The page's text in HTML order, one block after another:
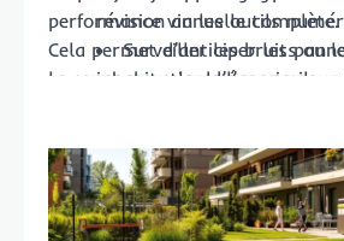
révision annuelle complète.
Surveiller les bruits ou
inhabituels de l’appareil.
performance via les outils
Cela permet d’anticiper les
la consommation d’énergie